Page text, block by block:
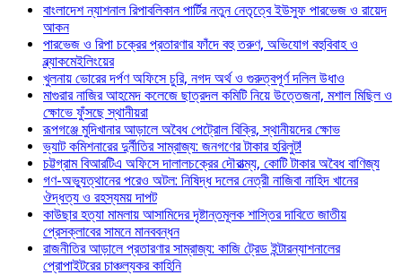
বাংলাদেশ ন্যাশনাল রিপাবলিকান পার্টির নতুন নেতৃত্বে ইউসুফ পারভেজ ও রায়েদ
আকন
পারভেজ ও রিপা চক্রের প্রতারণার ফাঁদে বহু তরুণ, অভিযোগ বহুবিবাহ ও
ব্ল্যাকমেইলিংয়ের
খুলনায় ভোরের দর্পণ অফিসে চুরি, নগদ অর্থ ও গুরুত্বপূর্ণ দলিল উধাও
মাগুরার নাজির আহমেদ কলেজে ছাত্রদল কমিটি নিয়ে উত্তেজনা, মশাল মিছিল ও
ক্ষোভে ফুঁসছে স্থানীয়রা
রূপগঞ্জে মুদিখানার আড়ালে অবৈধ পেট্রোল বিক্রি, স্থানীয়দের ক্ষোভ
ভ্যাট কমিশনারের দুর্নীতির সাম্রাজ্য: জনগণের টাকার হরিলুট!
চট্টগ্রাম বিআরটিএ অফিসে দালালচক্রের দৌরাত্ম্য, কোটি টাকার অবৈধ বাণিজ্য
গণ-অভ্যুত্থানের পরেও অটল: নিষিদ্ধ দলের নেত্রী নাজিবা নাহিদ খানের
ঔদ্ধত্য ও রহস্যময় দাপট
কাউছার হত্যা মামলায় আসামিদের দৃষ্টান্তমূলক শাস্তির দাবিতে জাতীয়
প্রেসক্লাবের সামনে মানববন্ধন
রাজনীতির আড়ালে প্রতারণার সাম্রাজ্য: কাজি ট্রেড ইন্টারন্যাশনালের
প্রোপাইটরের চাঞ্চল্যকর কাহিনি